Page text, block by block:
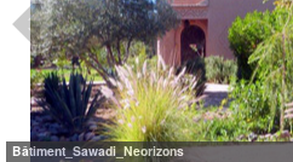
Bâtiment_Sawadi_Neorizons